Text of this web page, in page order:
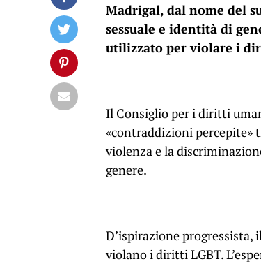
Madrigal, dal nome del
sessuale e identità di
utilizzato per violare i
Il Consiglio per i diritti
«contraddizioni percepite»
violenza e la
genere.
D’ispirazione
violano i diritti LGBT.